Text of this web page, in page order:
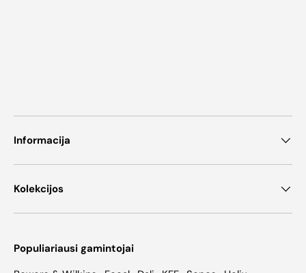
Informacija
Kolekcijos
Populiariausi gamintojai